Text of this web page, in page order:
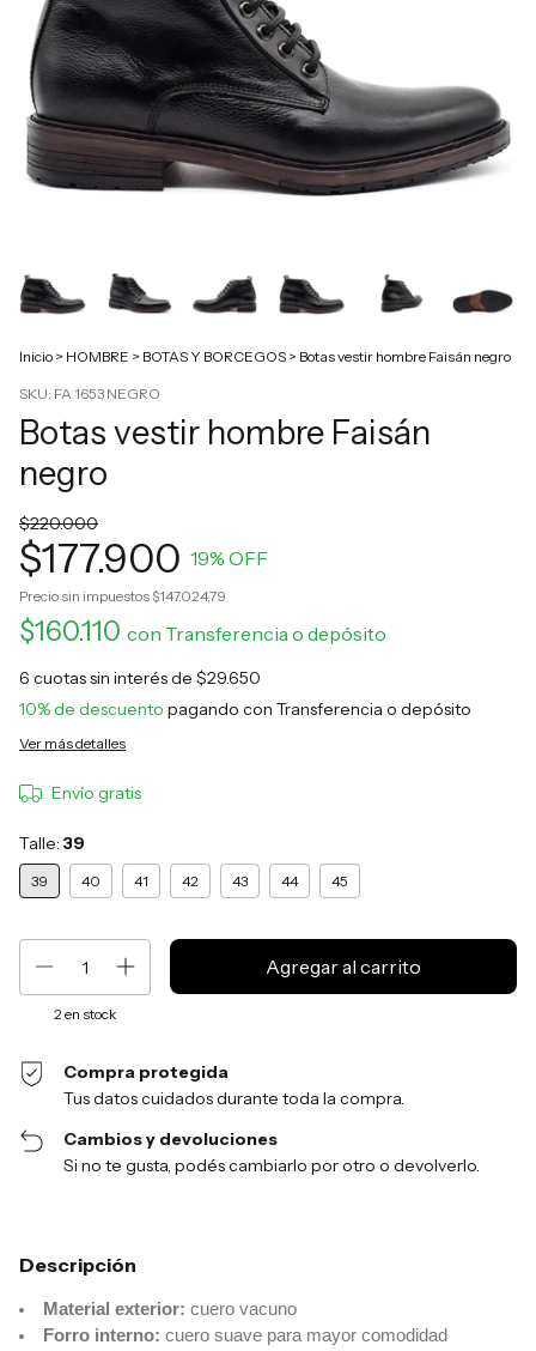
Inicio > HOMBRE > BOTAS Y BORCEGOS > Botas vestir hombre Faisán negro
SKU: FA 1653 NEGRO
Botas vestir hombre Faisán
negro
$220.000
$177.900 19% OFF
Precio sin impuestos$147.024,79
$160.110 con Transferencia o depósito
6 cuotas sin interés de $29.650
10% de descuento pagando con Transferencia o depósito
Ver más detalles
Envío gratis
Talle: 39
39 40 41 42 43 44 45
2en stock
Compra protegida
Tus datos cuidados durante toda la compra.
Cambios y devoluciones
Si no te gusta, podés cambiarlo por otro o devolverlo.
Descripción
Material exterior: cuero vacuno
Forro interno: cuero suave para mayor comodidad